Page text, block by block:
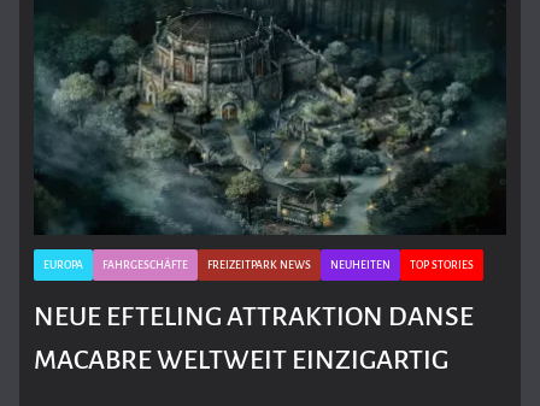
EUROPA FAHRGESCHÄFTE FREIZEITPARK NEWS NEUHEITEN TOP STORIES
NEUE EFTELING ATTRAKTION DANSE
MACABRE WELTWEIT EINZIGARTIG